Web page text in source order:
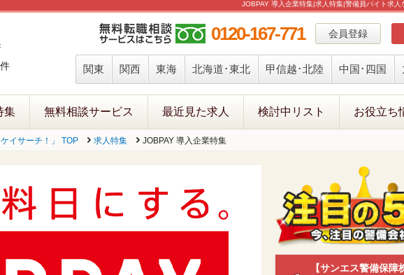
JOBPAY 導入企業特集|求人特集|警備員バイト求人
件
会員登録
0120-167-771
関東 関西 東海 北海道･東北 甲信越･北陸 中国･四国
集 無料相談サービス 最近見た求人 検討中リスト お役立ち
イサーチ！」 TOP 求人特集 JOBPAY 導入企業特集
【サンエス警備保障